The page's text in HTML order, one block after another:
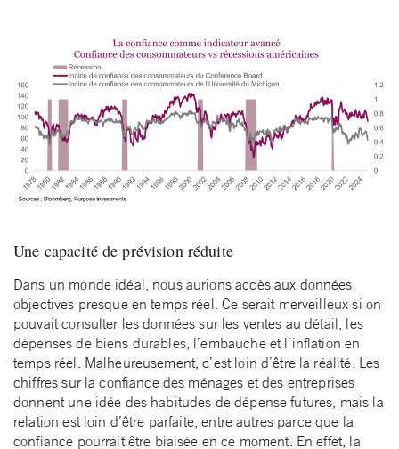
Une capacité de prévision réduite
Dans un monde idéal, nous aurions accès aux données
objectives presque en temps réel. Ce serait merveilleux si on
pouvait consulter les données sur les ventes au détail, les
dépenses de biens durables, l’embauche et l’inflation en
temps réel. Malheureusement, c’est loin d’être la réalité. Les
chiffres sur la confiance des ménages et des entreprises
donnent une idée des habitudes de dépense futures, mais la
relation est loin d’être parfaite, entre autres parce que la
confiance pourrait être biaisée en ce moment. En effet, la